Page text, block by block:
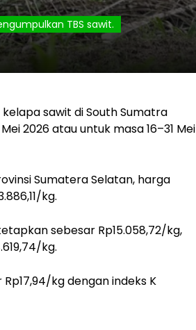
TBS sawit.
sawit di South Sumatra
2026 atau untuk masa 16–31 Mei
Sumatera Selatan, harga
kg.
sebesar Rp15.058,72/kg,
kg.
kg dengan indeks K